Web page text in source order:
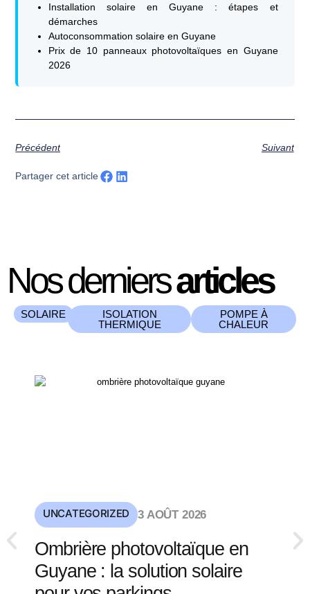
Installation solaire en Guyane : étapes et
démarches
Autoconsommation solaire en Guyane
Prix de 10 panneaux photovoltaïques en Guyane
2026
Précédent Suivant
Partager cet article
Nos derniersarticles
SOLAIRE
ISOLATION
THERMIQUE
POMPE À
CHALEUR
UNCATEGORIZED 3 AOÛT 2026
Ombrière photovoltaïque en
Guyane : la solution solaire